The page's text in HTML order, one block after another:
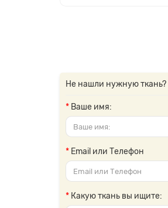
Не нашли нужную ткань?
Ваше имя:
Email или Телефон
Какую ткань вы ищите: